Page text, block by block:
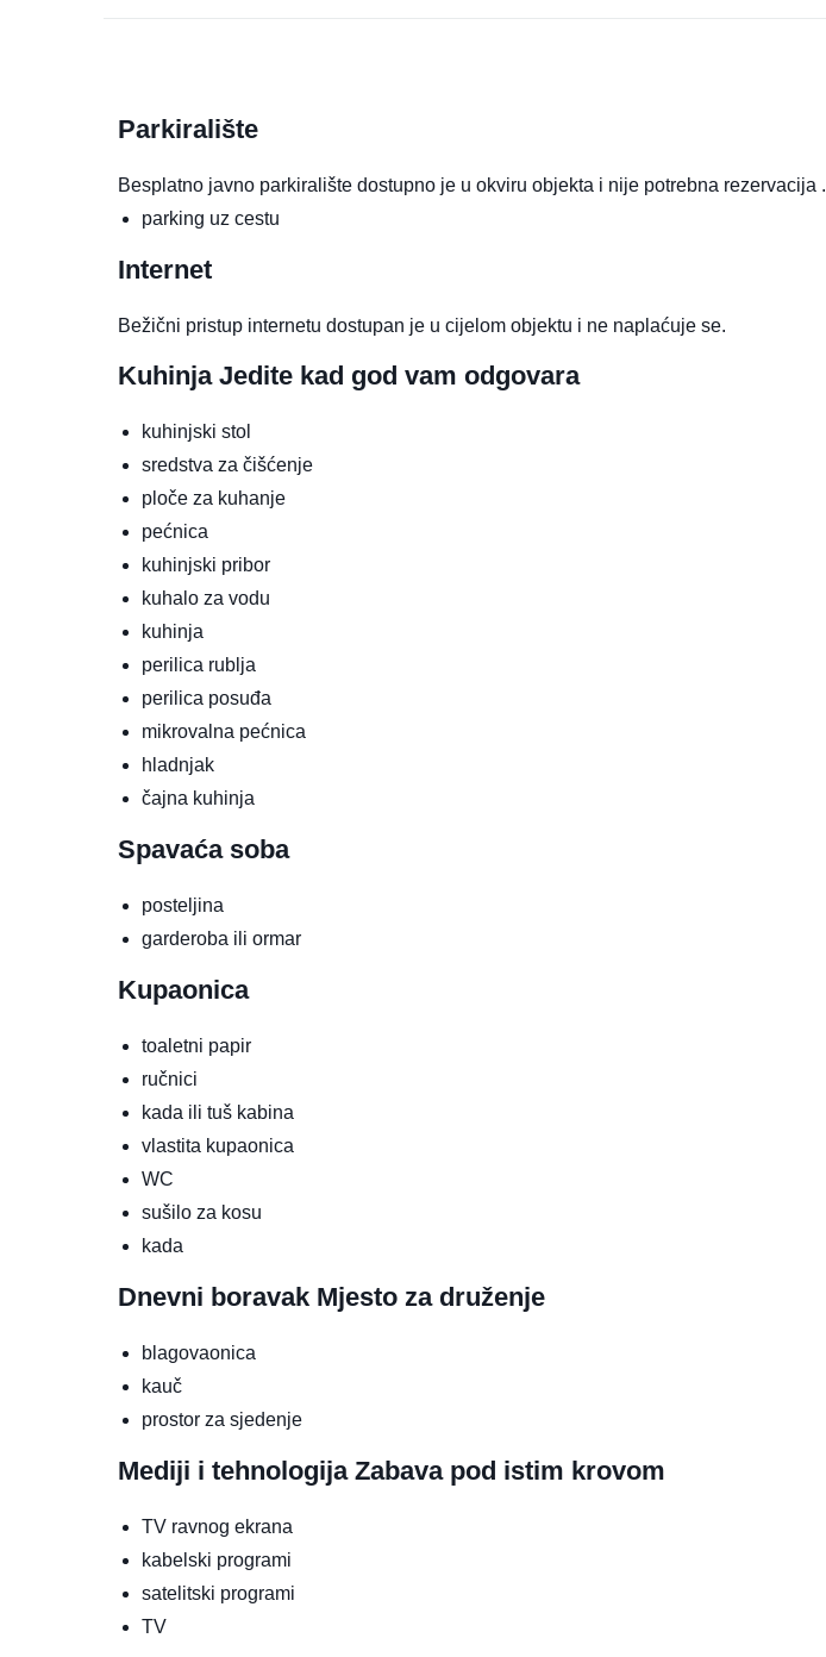
Parkiralište
Besplatno javno parkiralište dostupno je u okviru objekta i nije potrebna rezervacija .
parking uz cestu
Internet
Bežični pristup internetu dostupan je u cijelom objektu i ne naplaćuje se.
Kuhinja Jedite kad god vam odgovara
kuhinjski stol
sredstva za čišćenje
ploče za kuhanje
pećnica
kuhinjski pribor
kuhalo za vodu
kuhinja
perilica rublja
perilica posuđa
mikrovalna pećnica
hladnjak
čajna kuhinja
Spavaća soba
posteljina
garderoba ili ormar
Kupaonica
toaletni papir
ručnici
kada ili tuš kabina
vlastita kupaonica
WC
sušilo za kosu
kada
Dnevni boravak Mjesto za druženje
blagovaonica
kauč
prostor za sjedenje
Mediji i tehnologija Zabava pod istim krovom
TV ravnog ekrana
kabelski programi
satelitski programi
TV